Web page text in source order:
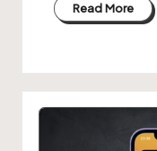
Read More